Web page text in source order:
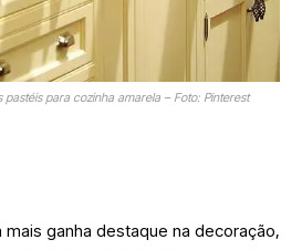
para cozinha amarela – Foto: Pinterest
ganha destaque na decoração,